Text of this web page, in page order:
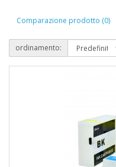
Comparazione prodotto (0)
ordinamento: